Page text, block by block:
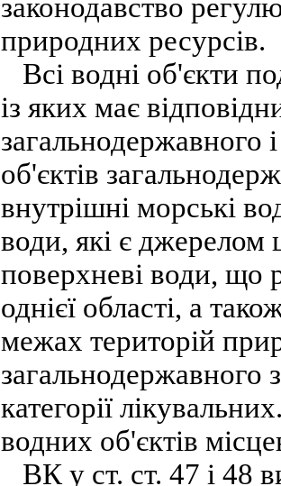
законодавство
природних ресурсів.
Всі водні об'єкти
із яких має
загальнодержавного
об'єктів
внутрішні морські
води, які є джерелом
поверхневі води, що
однієї області, а
межах територій
загальнодержавного
категорії
водних об'єктів
ВК у ст. ст. 47 і 48